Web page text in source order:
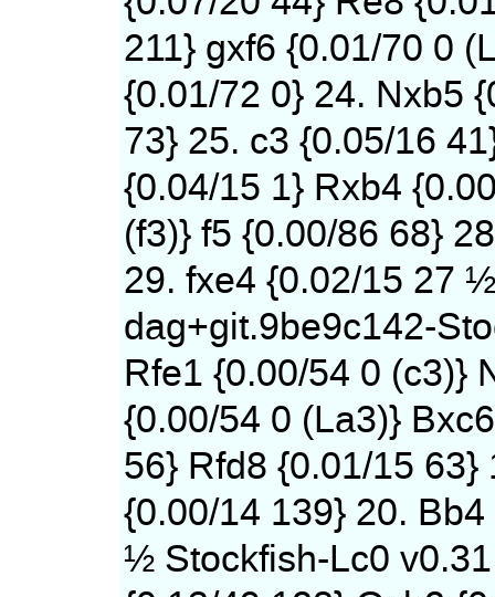
211} gxf6 {0.01/70 0
{0.01/72 0} 24. Nxb5
73} 25. c3 {0.05/16
{0.04/15 1} Rxb4
(f3)} f5 {0.00/86 68}
29. fxe4 {0.02/15 27
dag+git.9be9c142-
Rfe1 {0.00/54 0 (c3)}
{0.00/54 0 (La3)}
56} Rfd8 {0.01/15
{0.00/14 139} 20.
½ Stockfish-Lc0